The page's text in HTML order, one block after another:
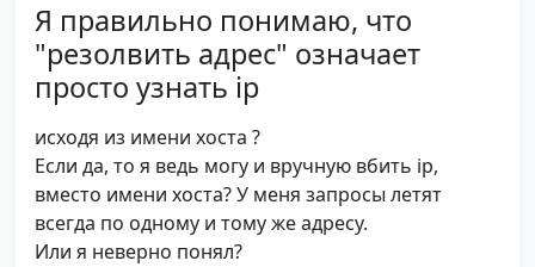
Я правильно понимаю, что
"резолвить адрес" означает
просто узнать ip
исходя из имени хоста ?
Если да, то я ведь могу и вручную вбить ip,
вместо имени хоста? У меня запросы летят
всегда по одному и тому же адресу.
Или я неверно понял?